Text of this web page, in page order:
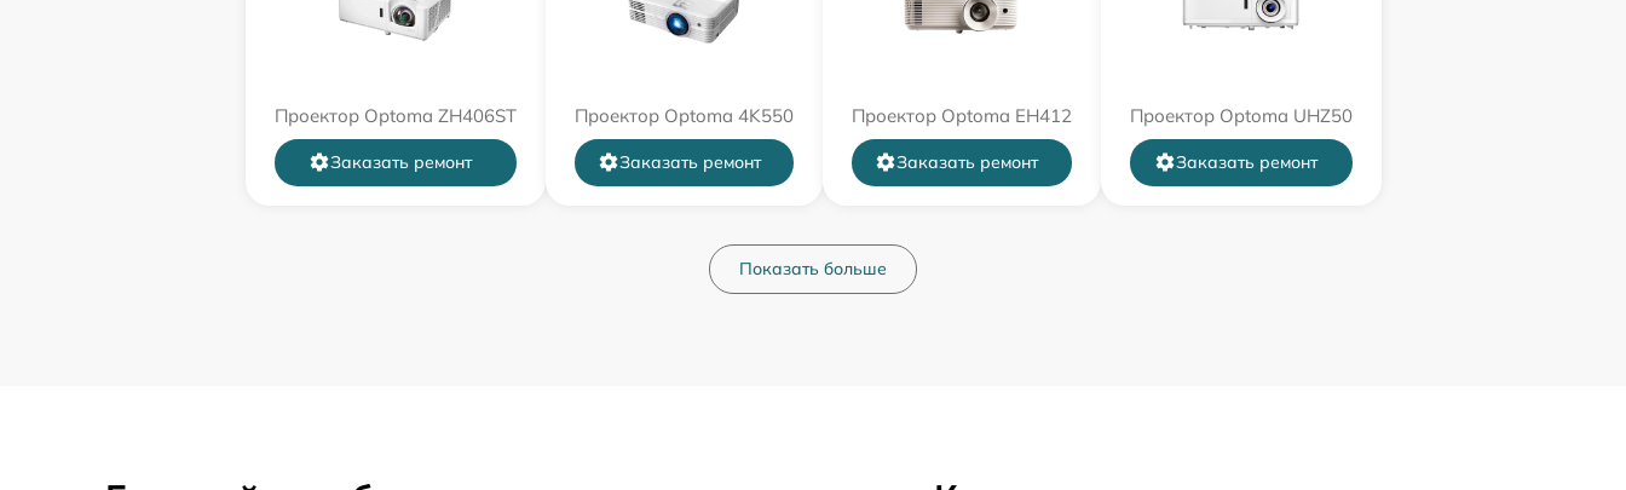
Проектор Optoma ZH406ST
Заказать ремонт
Проектор Optoma 4K550
Заказать ремонт
Проектор Optoma EH412
Заказать ремонт
Проектор Optoma UHZ50
Заказать ремонт
Показать больше